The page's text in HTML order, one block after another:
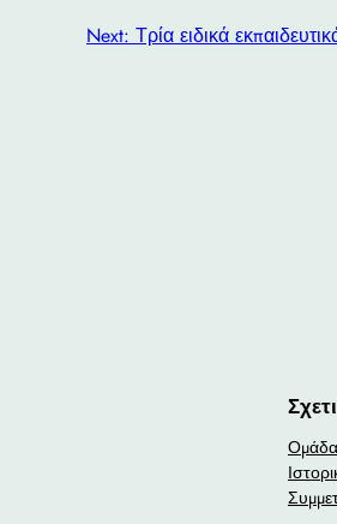
Next: Τρία ειδικά
Ομάδα